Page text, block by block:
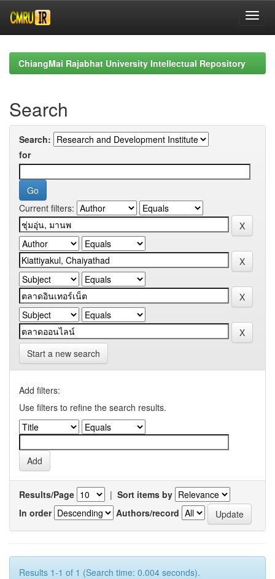
navigationChiangMai Rajabhat University Intellectual Repository
Search
Search:
for
Current filters:
Start a new search
Add filters:
Use filters to refine the search results.
Results/Page | Sort items by
In order
Authors/record
Results 1-1 of 1 (Search time: 0.004 seconds).